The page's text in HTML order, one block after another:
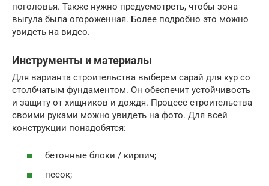
поголовья. Также нужно предусмотреть, чтобы зона
выгула была огороженная. Более подробно это можно
увидеть на видео.
Инструменты и материалы
Для варианта строительства выберем сарай для кур со
столбчатым фундаментом. Он обеспечит устойчивость
и защиту от хищников и дождя. Процесс строительства
своими руками можно увидеть на фото. Для всей
конструкции понадобятся:
бетонные блоки / кирпич;
песок;